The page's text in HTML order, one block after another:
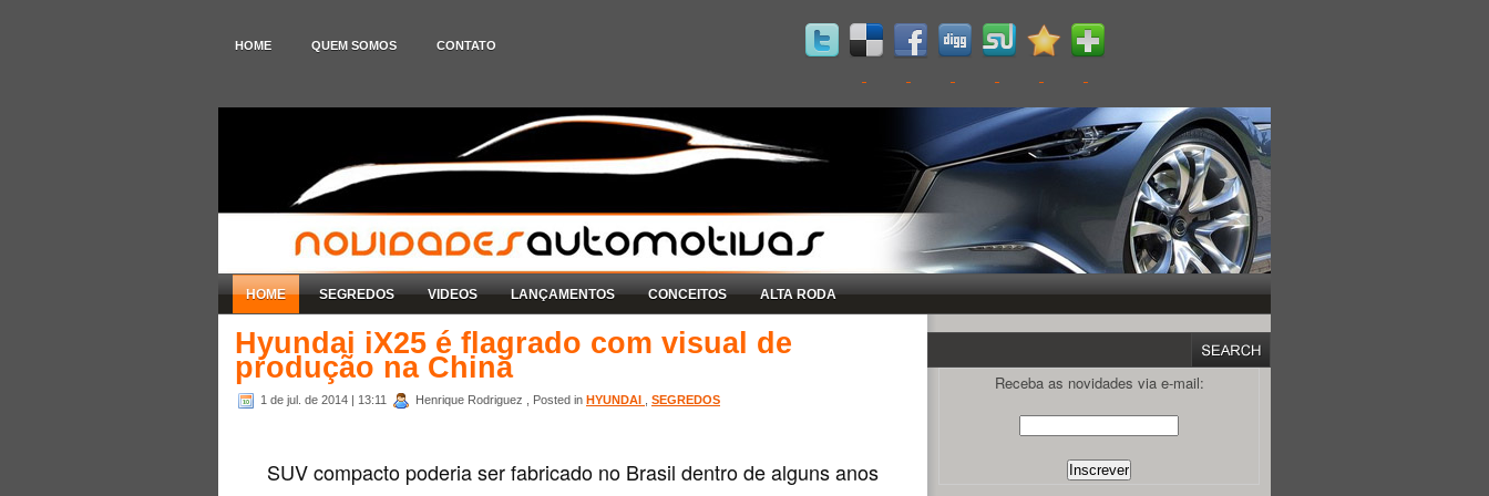
HOME QUEM SOMOS CONTATO
HOME SEGREDOS VIDEOS LANÇAMENTOS CONCEITOS ALTA RODA
Hyundai iX25 é flagrado com visual de
produção na China
1 de jul. de 2014 | 13:11 Henrique Rodriguez , Posted in HYUNDAI SEGREDOS
SUV compacto poderia ser fabricado no Brasil dentro de alguns anos
Receba as novidades via e-mail: